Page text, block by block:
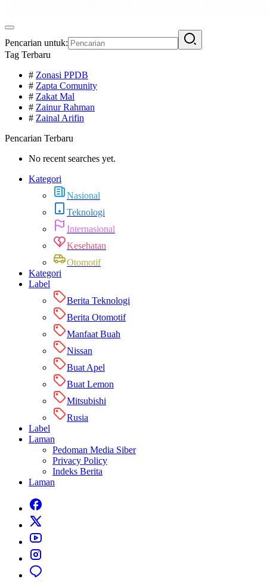
Pencarian untuk:
Tag Terbaru
# Zonasi PPDB
# Zapta Comunity
# Zakat Mal
# Zainur Rahman
# Zainal Arifin
Pencarian Terbaru
No recent searches yet.
Kategori
Nasional
Teknologi
Internasional
Kesehatan
Otomotif
Kategori
Label
Berita Teknologi
Berita Otomotif
Manfaat Buah
Nissan
Buat Apel
Buat Lemon
Mitsubishi
Rusia
Label
Laman
Pedoman Media Siber
Privacy Policy
Indeks Berita
Laman